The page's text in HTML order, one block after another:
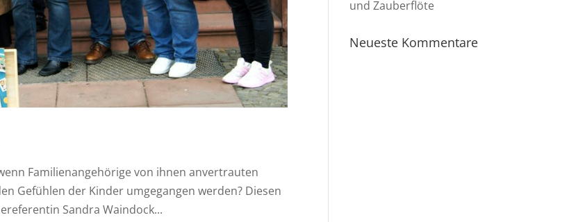
Familienangehörige von ihnen anvertrauten
Gefühlen der Kinder umgegangen werden? Diesen
Sandra Waindock...
und Zauberflöte
Neueste Kommentare